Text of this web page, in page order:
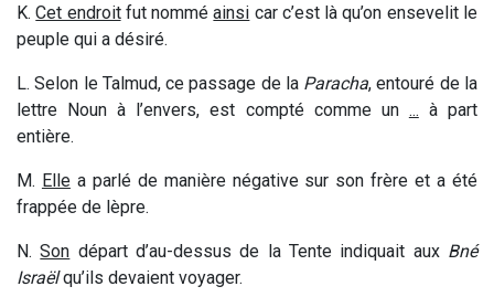
K.Cet endroitfut nomméainsi car c’est là qu’on ensevelit le
peuple qui a désiré.
L. Selon le Talmud, ce passage de la Paracha, entouré de la
lettre Noun à l’envers, est compté comme un ... à part
entière.
M. Ellea parlé de manière négative sur son frère et a été
frappée de lèpre.
N.Son départ d’au-dessus de la Tente indiquait auxBné
Israëlqu’ils devaient voyager.